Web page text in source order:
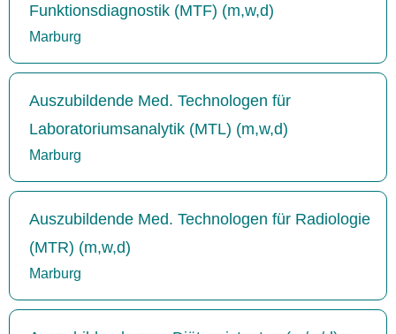
Funktionsdiagnostik (MTF) (m,w,d)
Marburg
Auszubildende Med. Technologen für
Laboratoriumsanalytik (MTL) (m,w,d)
Marburg
Auszubildende Med. Technologen für Radiologie
(MTR) (m,w,d)
Marburg